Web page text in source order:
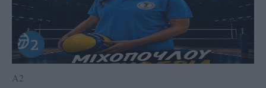
A2